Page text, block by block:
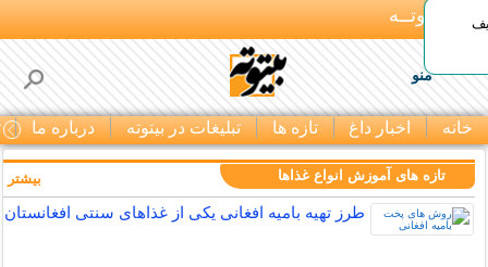
بـیتوتــه
منو
خانه اخبار داغ تازه ها تبلیغات در بیتوته درباره ما
تازه های آموزش انواع غذاها
طرز تهیه بامیه افغانی یکی از غذاهای سنتی افغانستان
بیشتر